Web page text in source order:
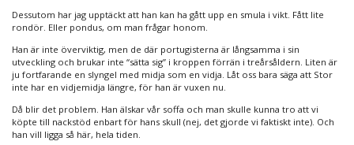
Dessutom har jag upptäckt att han kan ha gått upp en smula i vikt. Fått lite
rondör. Eller pondus, om man frågar honom.
Han är inte överviktig, men de där portugisterna är långsamma i sin
utveckling och brukar inte “sätta sig” i kroppen förrän i treårsåldern. Liten är
ju fortfarande en slyngel med midja som en vidja. Låt oss bara säga att Stor
inte har en vidjemidja längre, för han är vuxen nu.
Då blir det problem. Han älskar vår soffa och man skulle kunna tro att vi
köpte till nackstöd enbart för hans skull (nej, det gjorde vi faktiskt inte). Och
han vill ligga så här, hela tiden.